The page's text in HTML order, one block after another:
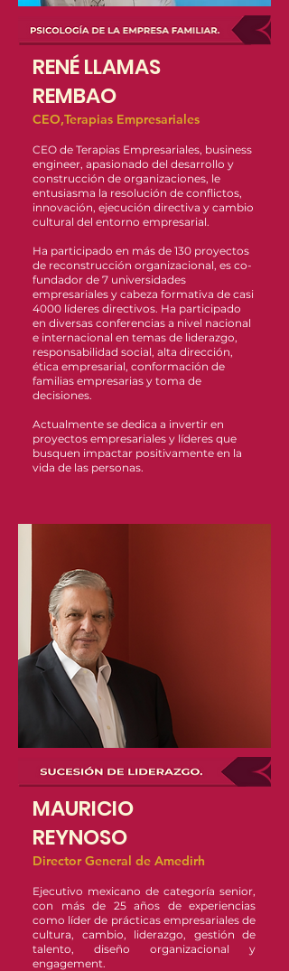
RENÉ LLAMAS
REMBAO
CEO,Terapias Empresariales
CEO de Terapias Empresariales, business
engineer, apasionado del desarrollo y
construcción de organizaciones, le
entusiasma la resolución de conflictos,
innovación, ejecución directiva y cambio
cultural del entorno empresarial.
Ha participado en más de 130 proyectos
de reconstrucción organizacional, es co-
fundador de 7 universidades
empresariales y cabeza formativa de casi
4000 líderes directivos. Ha participado
en diversas conferencias a nivel nacional
e internacional en temas de liderazgo,
responsabilidad social, alta dirección,
ética empresarial, conformación de
familias empresarias y toma de
decisiones.
Actualmente se dedica a invertir en
proyectos empresariales y líderes que
busquen impactar positivamente en la
vida de las personas.
MAURICIO
REYNOSO
Director General de Amedirh
Ejecutivo mexicano de categoría senior,
con más de 25 años de experiencias
como líder de prácticas empresariales de
cultura, cambio, liderazgo, gestión de
talento, diseño organizacional y
engagement.